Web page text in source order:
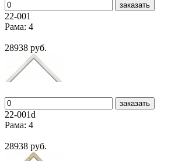
заказать
22-001
Рама: 4
28938 руб.
заказать
22-001d
Рама: 4
28938 руб.